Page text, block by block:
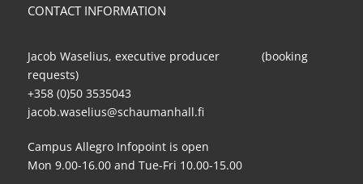
CONTACT INFORMATION
Jacob Waselius, executive producer (booking
requests)
+358 (0)50 3535043
jacob.waselius@schaumanhall.fi
Campus Allegro Infopoint is open
Mon 9.00-16.00 and Tue-Fri 10.00-15.00